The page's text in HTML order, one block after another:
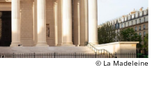
© La Madeleine